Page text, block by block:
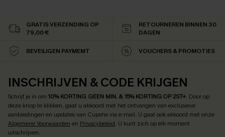
GRATIS VERZENDING OP
79,00 €
RETOURNEREN BINNEN 30
DAGEN
BEVEILIGEN PAYMEMT VOUCHERS & PROMOTIES
INSCHRIJVEN & CODE KRIJGEN
Schrijf je in om 10% KORTING GEEN MIN. & 15% KORTING OP 2ST+. Door op
deze knop te klikken, gaat u akkoord met het ontvangen van exclusieve
aanbiedingen en updates van Cupshe via e-mail. U gaat ook akkoord met onze
Algemene Voorwaarden en Privacybeleid. U kunt zich op elk moment
uitschrijven.